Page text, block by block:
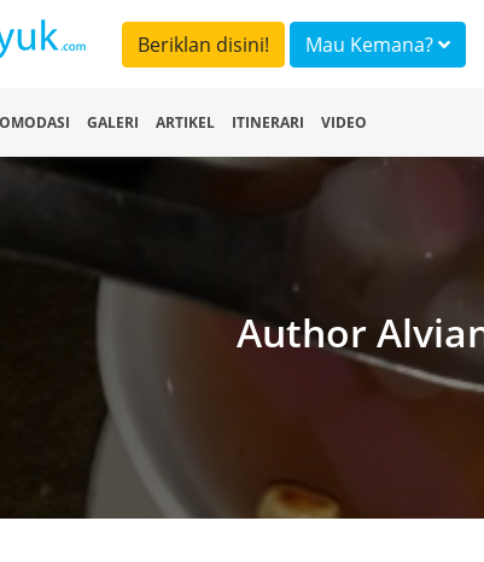
Beriklan disini! Mau Kemana?
GALERI ARTIKEL ITINERARI VIDEO
Author